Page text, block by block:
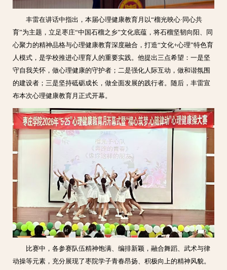
丰雷在讲话中指出，本届心理健康教育月以“榴光映心·同心共
育”为主题，立足枣庄“中国石榴之乡”文化底蕴，将石榴坚韧向阳、同
心聚力的精神品格与心理健康教育深度融合，打造“文化+心理”特色育
人模式，是学校推进心理育人的重要实践。他提出三点希望：一是坚
守自我关怀，做心理健康的守护者；二是强化人际互动，做和谐氛围
的建设者；三是坚持砥砺成长，做全面发展的践行者。随后，丰雷宣
布本次心理健康教育月正式开幕。
比赛中，各参赛队伍精神饱满、编排新颖，融合舞蹈、武术与律
动操等元素，充分展现了枣院学子青春昂扬、积极向上的精神风貌。